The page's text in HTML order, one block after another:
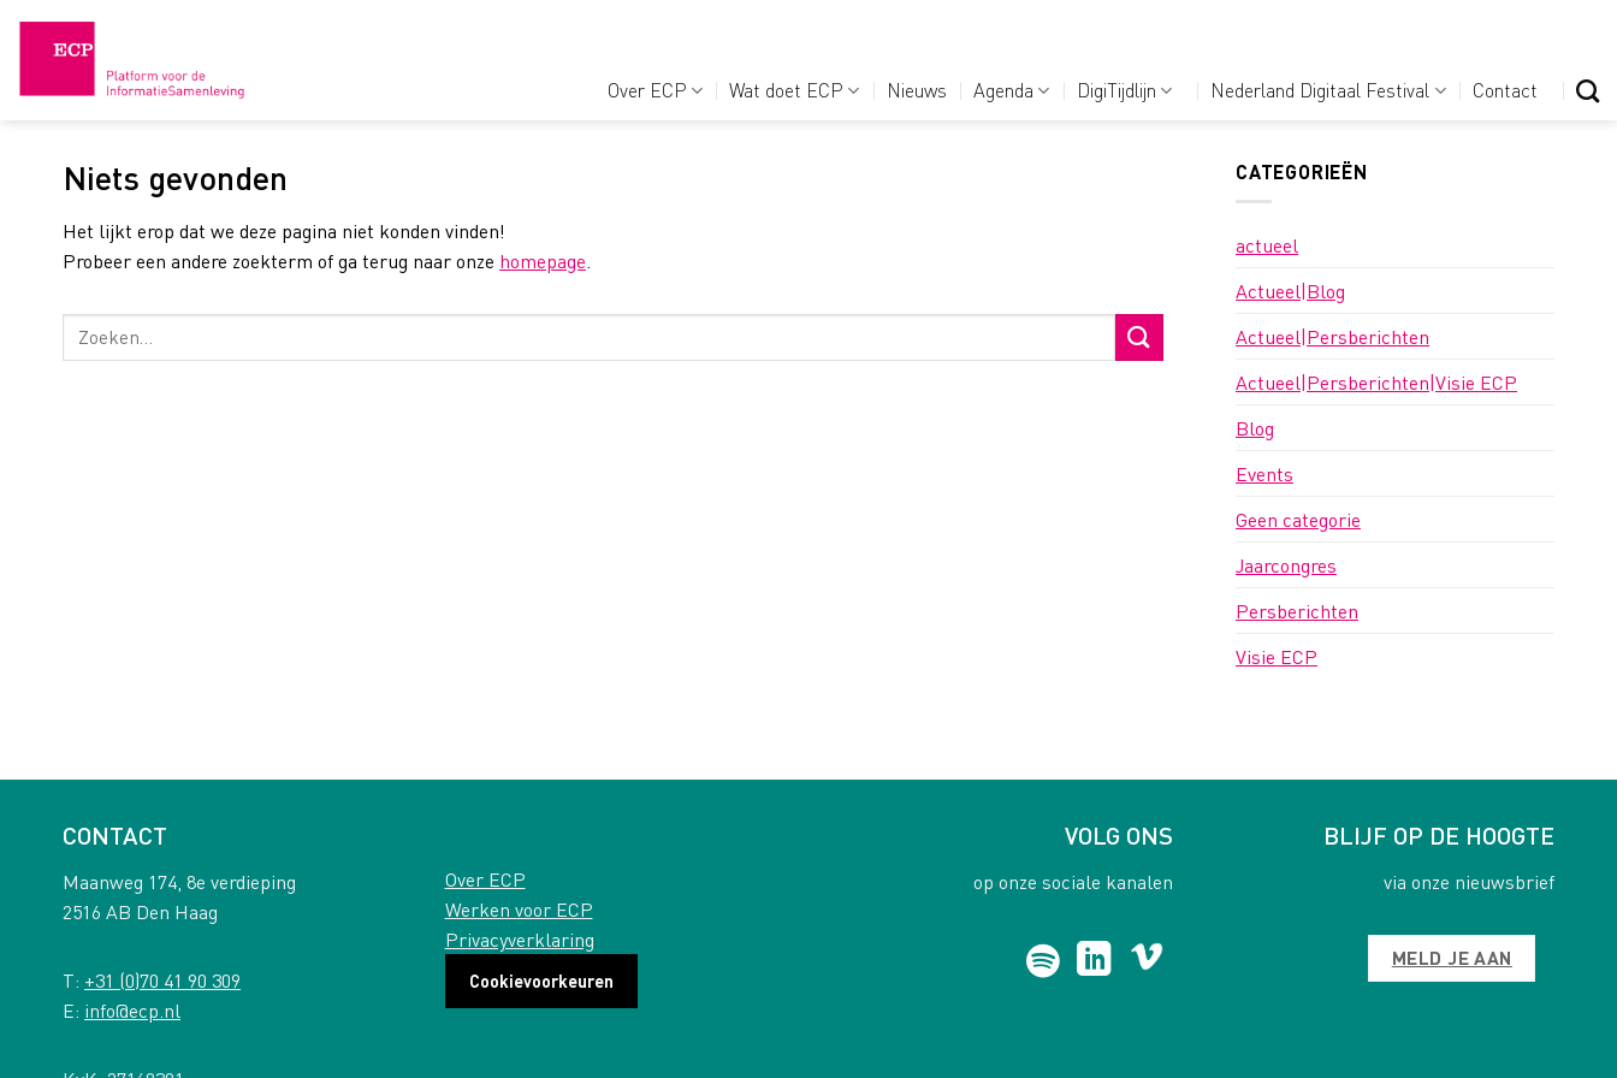
Over ECP Wat doet ECP Nieuws Agenda DigiTijdlijn Nederland Digitaal Festival Contact
Niets gevonden
Het lijkt erop dat we deze pagina niet konden vinden!
Probeer een andere zoekterm of ga terug naar onze homepage
CATEGORIEËN
actueel
Actueel|Blog
Actueel|Persberichten
Actueel|Persberichten|Visie ECP
Blog
Events
Geen categorie
Jaarcongres
Persberichten
Visie ECP
CONTACT
Maanweg 174, 8e verdieping
2516 AB Den Haag
T: +31 (0)70 41 90 309
E: info@ecp.nl
Over ECP
Werken voor ECP
Privacyverklaring
Cookievoorkeuren
VOLG ONS
op onze sociale kanalen
BLIJF OP DE HOOGTE
via onze nieuwsbrief
MELD JE AAN